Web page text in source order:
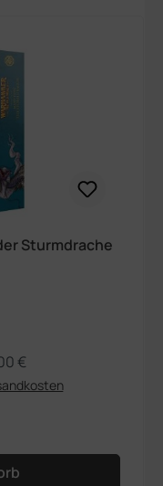
Sturmdrache
Preis:
€